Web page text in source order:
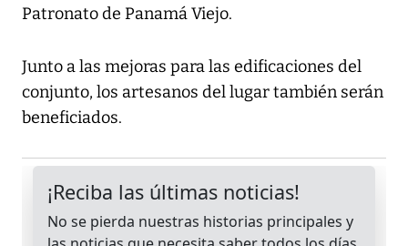
Patronato de Panamá Viejo.
Junto a las mejoras para las edificaciones del
conjunto, los artesanos del lugar también serán
beneficiados.